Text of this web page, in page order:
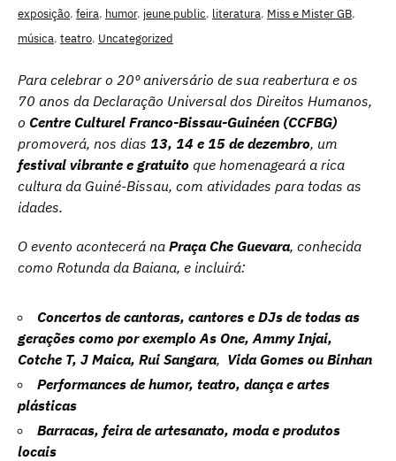
exposição, feira, humor, jeune public, literatura, Miss e Mister GB,
música, teatro, Uncategorized
Para celebrar o 20º aniversário de sua reabertura e os
70 anos da Declaração Universal dos Direitos Humanos,
o Centre Culturel Franco-Bissau-Guinéen (CCFBG)
promoverá, nos dias 13, 14 e 15 de dezembro, um
festival vibrante e gratuito que homenageará a rica
cultura da Guiné-Bissau, com atividades para todas as
idades.
O evento acontecerá na Praça Che Guevara, conhecida
como Rotunda da Baiana, e incluirá:
Concertos de cantoras, cantores e DJs de todas as
gerações como por exemplo As One, Ammy Injai,
Cotche T, J Maica, Rui Sangara, Vida Gomes ou Binhan
Performances de humor, teatro, dança e artes
plásticas
Barracas, feira de artesanato, moda e produtos
locais